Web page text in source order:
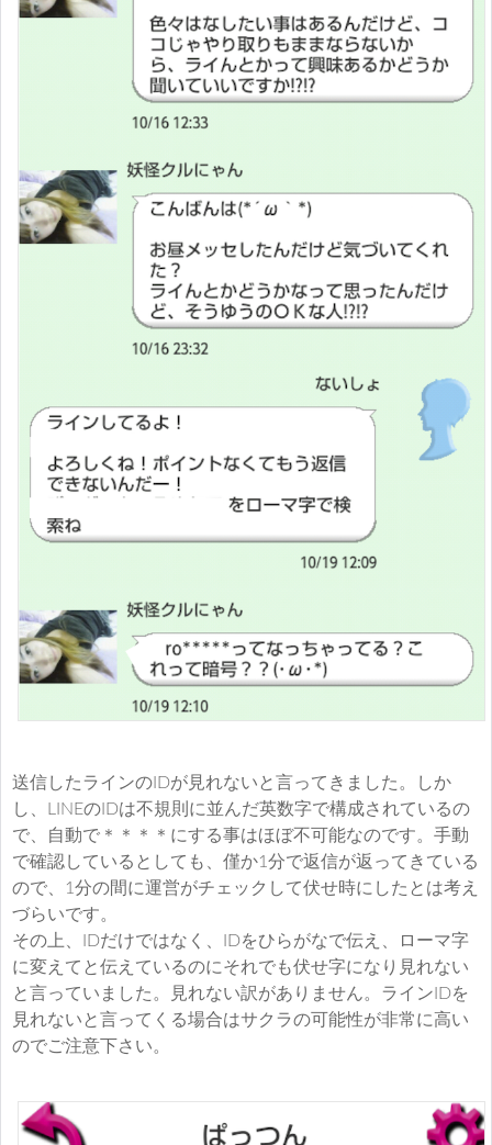
送信したラインのIDが見れないと言ってきました。しか
し、LINEのIDは不規則に並んだ英数字で構成されているの
で、自動で＊＊＊＊にする事はほぼ不可能なのです。手動
で確認しているとしても、僅か1分で返信が返ってきている
ので、1分の間に運営がチェックして伏せ時にしたとは考え
づらいです。
その上、IDだけではなく、IDをひらがなで伝え、ローマ字
に変えてと伝えているのにそれでも伏せ字になり見れない
と言っていました。見れない訳がありません。ラインIDを
見れないと言ってくる場合はサクラの可能性が非常に高い
のでご注意下さい。